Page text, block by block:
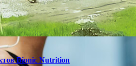
Bionic Nutrition